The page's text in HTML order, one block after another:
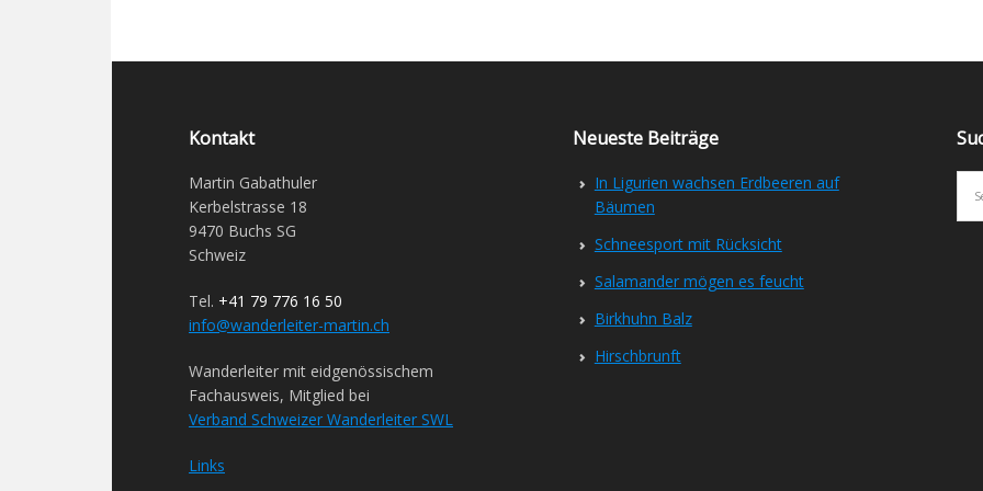
Kontakt
Martin Gabathuler
Kerbelstrasse 18
9470 Buchs SG
Schweiz
Tel. +41 79 776 16 50
info@wanderleiter-martin.ch
Wanderleiter mit eidgenössischem
Fachausweis, Mitglied bei
Verband Schweizer Wanderleiter SWL
Links
Neueste Beiträge
In Ligurien wachsen Erdbeeren auf
Bäumen
Schneesport mit Rücksicht
Salamander mögen es feucht
Birkhuhn Balz
Hirschbrunft